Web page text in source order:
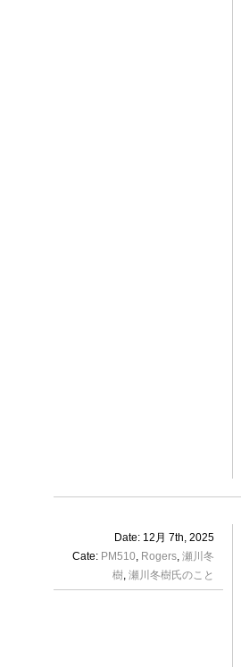
Date: 12月 7th, 2025
Cate: PM510, Rogers, 瀬川冬
樹, 瀬川冬樹氏のこと